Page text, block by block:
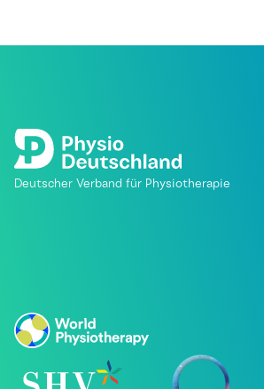
Deutscher Verband für Physiotherapie